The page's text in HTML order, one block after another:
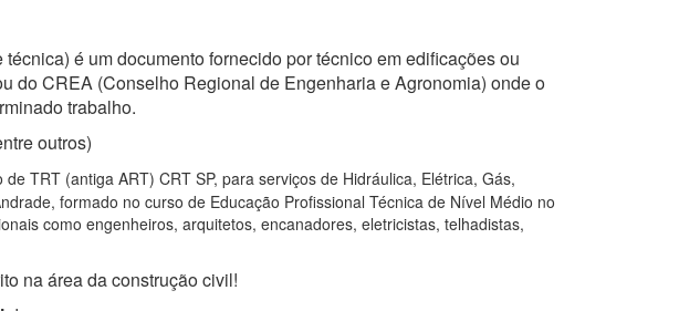
é um documento fornecido por técnico em edificações ou
do CREA (Conselho Regional de Engenharia e Agronomia) onde o
trabalho.
outros)
TRT (antiga ART) CRT SP, para serviços de Hidráulica, Elétrica, Gás,
formado no curso de Educação Profissional Técnica de Nível Médio no
como engenheiros, arquitetos, encanadores, eletricistas, telhadistas,
na área da construção civil!